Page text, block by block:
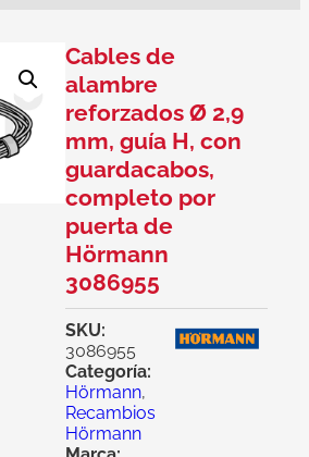
Cables de
alambre
reforzados Ø 2,9
mm, guía H, con
guardacabos,
completo por
puerta de
Hörmann
3086955
SKU:
3086955
Categoría:
Hörmann,
Recambios
Hörmann